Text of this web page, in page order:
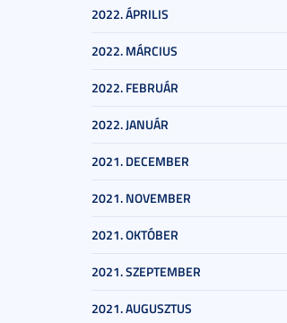
2022. ÁPRILIS
2022. MÁRCIUS
2022. FEBRUÁR
2022. JANUÁR
2021. DECEMBER
2021. NOVEMBER
2021. OKTÓBER
2021. SZEPTEMBER
2021. AUGUSZTUS